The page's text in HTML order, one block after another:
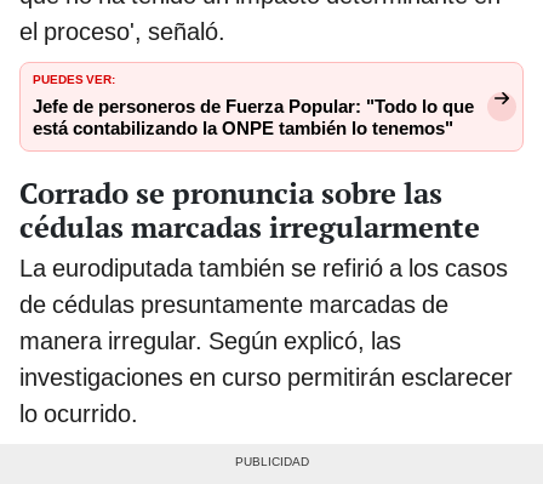
el proceso', señaló.
PUEDES VER:
Jefe de personeros de Fuerza Popular: "Todo lo que
está contabilizando la ONPE también lo tenemos"
Corrado se pronuncia sobre las
cédulas marcadas irregularmente
La eurodiputada también se refirió a los casos
de cédulas presuntamente marcadas de
manera irregular. Según explicó, las
investigaciones en curso permitirán esclarecer
lo ocurrido.